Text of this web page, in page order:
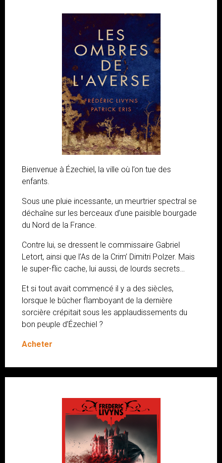
Bienvenue à Ézechiel, la ville où l’on tue des
enfants.
Sous une pluie incessante, un meurtrier spectral se
déchaîne sur les berceaux d’une paisible bourgade
du Nord de la France.
Contre lui, se dressent le commissaire Gabriel
Letort, ainsi que l’As de la Crim’ Dimitri Polzer. Mais
le super-flic cache, lui aussi, de lourds secrets…
Et si tout avait commencé il y a des siècles,
lorsque le bûcher flamboyant de la dernière
sorcière crépitait sous les applaudissements du
bon peuple d’Ézechiel ?
Acheter